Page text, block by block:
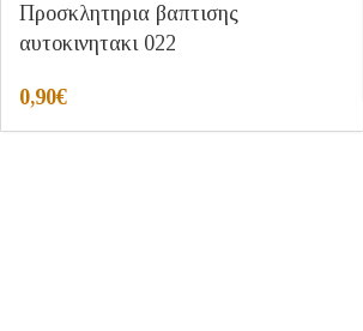
Προσκλητηρια βαπτισης
αυτοκινητακι 022
0,90€